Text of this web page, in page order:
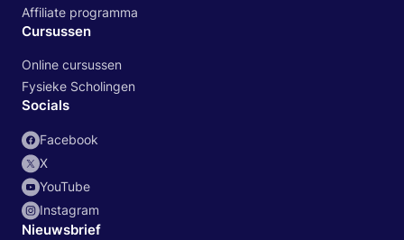
Affiliate programma
Cursussen
Online cursussen
Fysieke Scholingen
Socials
Facebook
X
YouTube
Instagram
Nieuwsbrief